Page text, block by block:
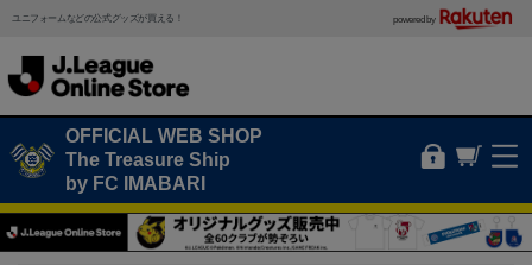
ユニフォームなどの公式グッズが買える！ powered by
OFFICIAL WEB SHOP
The Treasure Ship
by FC IMABARI